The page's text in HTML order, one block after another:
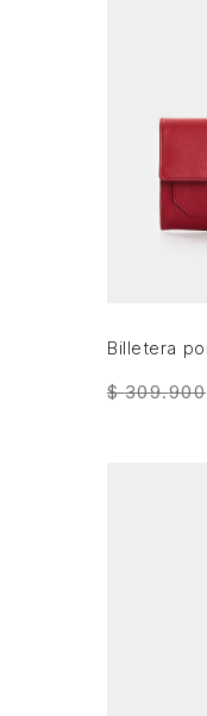
$ 309.900